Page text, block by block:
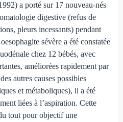
a porté sur 17 nou­veau-nés
digestive (refus de
pleurs inces­sants) pendant
sévère a été constatée
chez 12 bébés, avec
améliorées rapidement par
autres causes possibles
et méta­boliques), il a été
liées à l’aspiration. Cette
tout pour objectif une